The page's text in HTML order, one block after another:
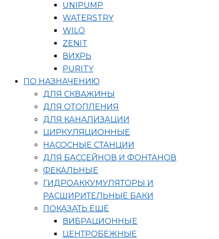
UNIPUMP
WATERSTRY
WILO
ZENIT
ВИХРЬ
PURITY
ПО НАЗНАЧЕНИЮ
ДЛЯ СКВАЖИНЫ
ДЛЯ ОТОПЛЕНИЯ
ДЛЯ КАНАЛИЗАЦИИ
ЦИРКУЛЯЦИОННЫЕ
НАСОСНЫЕ СТАНЦИИ
ДЛЯ БАССЕЙНОВ И ФОНТАНОВ
ФЕКАЛЬНЫЕ
ГИДРОАККУМУЛЯТОРЫ И
РАСШИРИТЕЛЬНЫЕ БАКИ
ПОКАЗАТЬ ЕЩЁ
ВИБРАЦИОННЫЕ
ЦЕНТРОБЕЖНЫЕ